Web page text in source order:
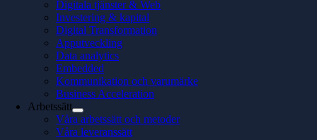
Digitala tjänster & Web
Investering & kapital
Digital Transformation
Apputveckling
Data analytics
Embedded
Kommunikation och varumärke
Business Acceleration
Arbetssätt
Våra arbetssätt och metoder
Våra leveranssätt